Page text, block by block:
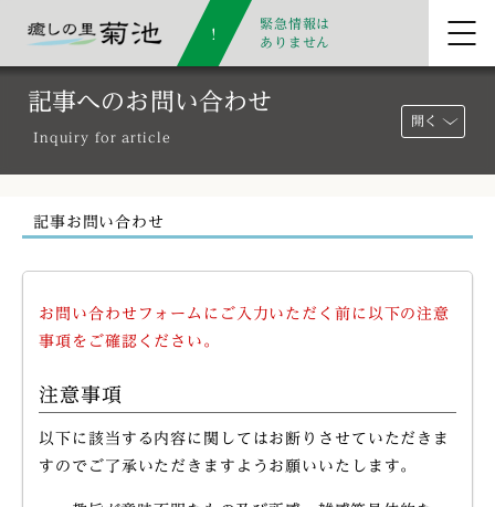
緊急情報は
ありません
記事へのお問い合わせ
Inquiry for article
開く
記事お問い合わせ
お問い合わせフォームにご入力いただく前に以下の注意
事項をご確認ください。
注意事項
以下に該当する内容に関してはお断りさせていただきま
すのでご了承いただきますようお願いいたします。